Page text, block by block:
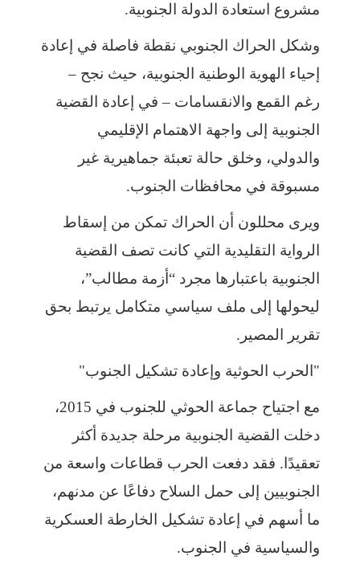
مشروع استعادة الدولة الجنوبية.
وشكل الحراك الجنوبي نقطة فاصلة في إعادة
إحياء الهوية الوطنية الجنوبية، حيث نجح –
رغم القمع والانقسامات – في إعادة القضية
الجنوبية إلى واجهة الاهتمام الإقليمي
والدولي، وخلق حالة تعبئة جماهيرية غير
مسبوقة في محافظات الجنوب.
ويرى محللون أن الحراك تمكن من إسقاط
الرواية التقليدية التي كانت تصف القضية
الجنوبية باعتبارها مجرد “أزمة مطالب”،
ليحولها إلى ملف سياسي متكامل يرتبط بحق
تقرير المصير.
"الحرب الحوثية وإعادة تشكيل الجنوب"
مع اجتياح جماعة الحوثي للجنوب في 2015،
دخلت القضية الجنوبية مرحلة جديدة أكثر
تعقيدًا. فقد دفعت الحرب قطاعات واسعة من
الجنوبيين إلى حمل السلاح دفاعًا عن مدنهم،
ما أسهم في إعادة تشكيل الخارطة العسكرية
والسياسية في الجنوب.